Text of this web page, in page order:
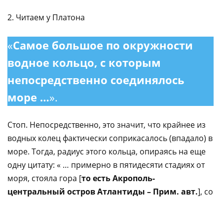
2. Читаем у Платона
«Самое большое по окружности
водное кольцо, с которым
непосредственно соединялось
море …».
Стоп. Непосредственно, это значит, что крайнее из
водных колец фактически соприкасалось (впадало) в
море. Тогда, радиус этого кольца, опираясь на еще
одну цитату: « … примерно в пятидесяти стадиях от
моря, стояла гора [то есть Акрополь-
центральный остров Атлантиды – Прим. авт.], со